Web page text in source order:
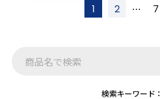
1 2 … 7
検索キーワード：